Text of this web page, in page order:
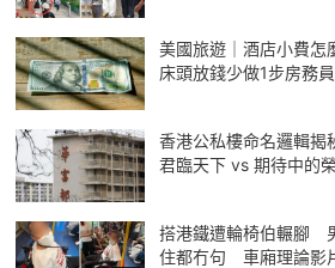
美國旅遊｜酒店小費怎
床頭放錢少做1步房務
香港公私樓命名邏輯揭
君臨天下 vs 期待中的
搭港鐵遭輪椅伯輾腳
住都冇句 車廂理論影